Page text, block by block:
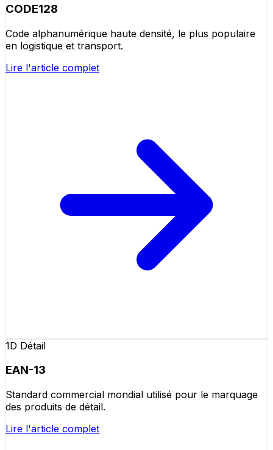
CODE128
Code alphanumérique haute densité, le plus populaire
en logistique et transport.
Lire l'article complet
1D Détail
EAN-13
Standard commercial mondial utilisé pour le marquage
des produits de détail.
Lire l'article complet